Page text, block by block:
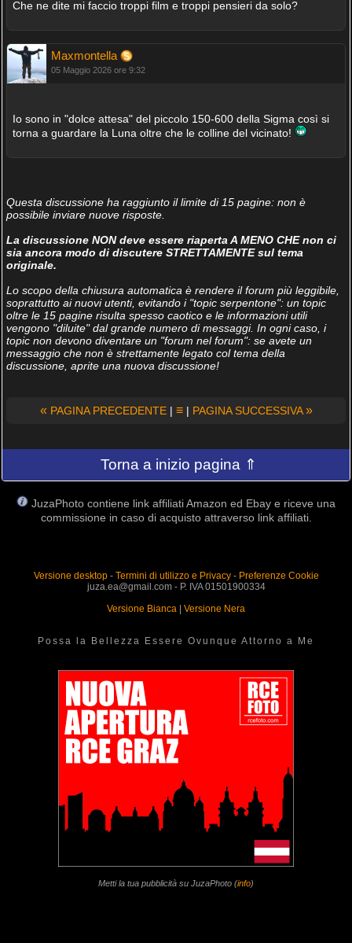
Che ne dite mi faccio troppi film e troppi pensieri da solo?
Maxmontella
05 Maggio 2026 ore 9:32
Io sono in "dolce attesa" del piccolo 150-600 della Sigma così si
torna a guardare la Luna oltre che le colline del vicinato!
Questa discussione ha raggiunto il limite di 15 pagine: non è
possibile inviare nuove risposte.
La discussione NON deve essere riaperta A MENO CHE non ci
sia ancora modo di discutere STRETTAMENTE sul tema
originale.
Lo scopo della chiusura automatica è rendere il forum più leggibile,
soprattutto ai nuovi utenti, evitando i "topic serpentone": un topic
oltre le 15 pagine risulta spesso caotico e le informazioni utili
vengono "diluite" dal grande numero di messaggi. In ogni caso, i
topic non devono diventare un "forum nel forum": se avete un
messaggio che non è strettamente legato col tema della
discussione, aprite una nuova discussione!
« PAGINA PRECEDENTE| ≡| PAGINA SUCCESSIVA»
Torna a inizio pagina ⇑
JuzaPhoto contiene link affiliati Amazon ed Ebay e riceve una
commissione in caso di acquisto attraverso link affiliati.
Versione desktop- Termini di utilizzo e Privacy- Preferenze Cookie
juza.ea@gmail.com - P. IVA 01501900334
Versione Bianca
Versione Nera
Possa la Bellezza Essere Ovunque Attorno a Me
Metti la tua pubblicità su JuzaPhoto (info)